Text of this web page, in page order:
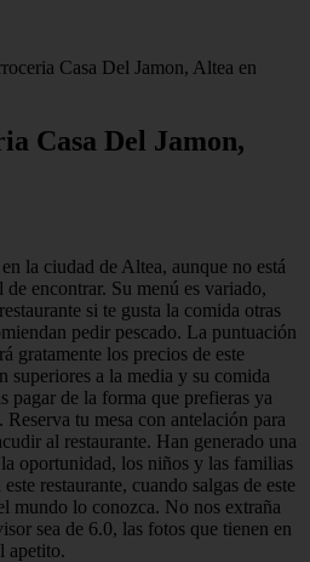
Casa Del Jamon, Altea en
Casa Del Jamon,
la ciudad de Altea, aunque no está
encontrar. Su menú es variado,
si te gusta la comida otras
pedir pescado. La puntuación
gratamente los precios de este
superiores a la media y su comida
pagar de la forma que prefieras ya
tu mesa con antelación para
al restaurante. Han generado una
oportunidad, los niños y las familias
restaurante, cuando salgas de este
mundo lo conozca. No nos extraña
sea de 6.0, las fotos que tienen en
apetito.